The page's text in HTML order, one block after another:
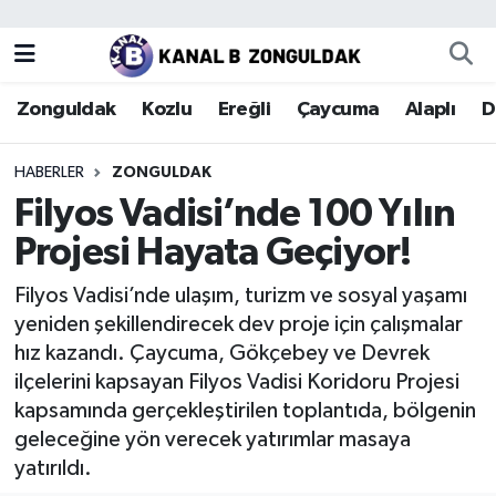
Zonguldak Kozlu Ereğli Çaycuma Alaplı
HABERLER ZONGULDAK
Filyos Vadisi’nde 100 Yılın
Projesi Hayata Geçiyor!
Filyos Vadisi’nde ulaşım, turizm ve sosyal yaşamı
yeniden şekillendirecek dev proje için çalışmalar
hız kazandı. Çaycuma, Gökçebey ve Devrek
ilçelerini kapsayan Filyos Vadisi Koridoru Projesi
kapsamında gerçekleştirilen toplantıda, bölgenin
geleceğine yön verecek yatırımlar masaya
yatırıldı.
Zonguldak
Kozlu
Çaycuma
Devrek
Gökçebey
Bartın
Zonguldak Nöbetçi Eczaneler
Zonguldak Hava Durumu
Zonguldak Trafik Yoğunluk Haritası
Puan Durumu ve Fikstür
Son Dakika Haberleri
Haber Arşivi